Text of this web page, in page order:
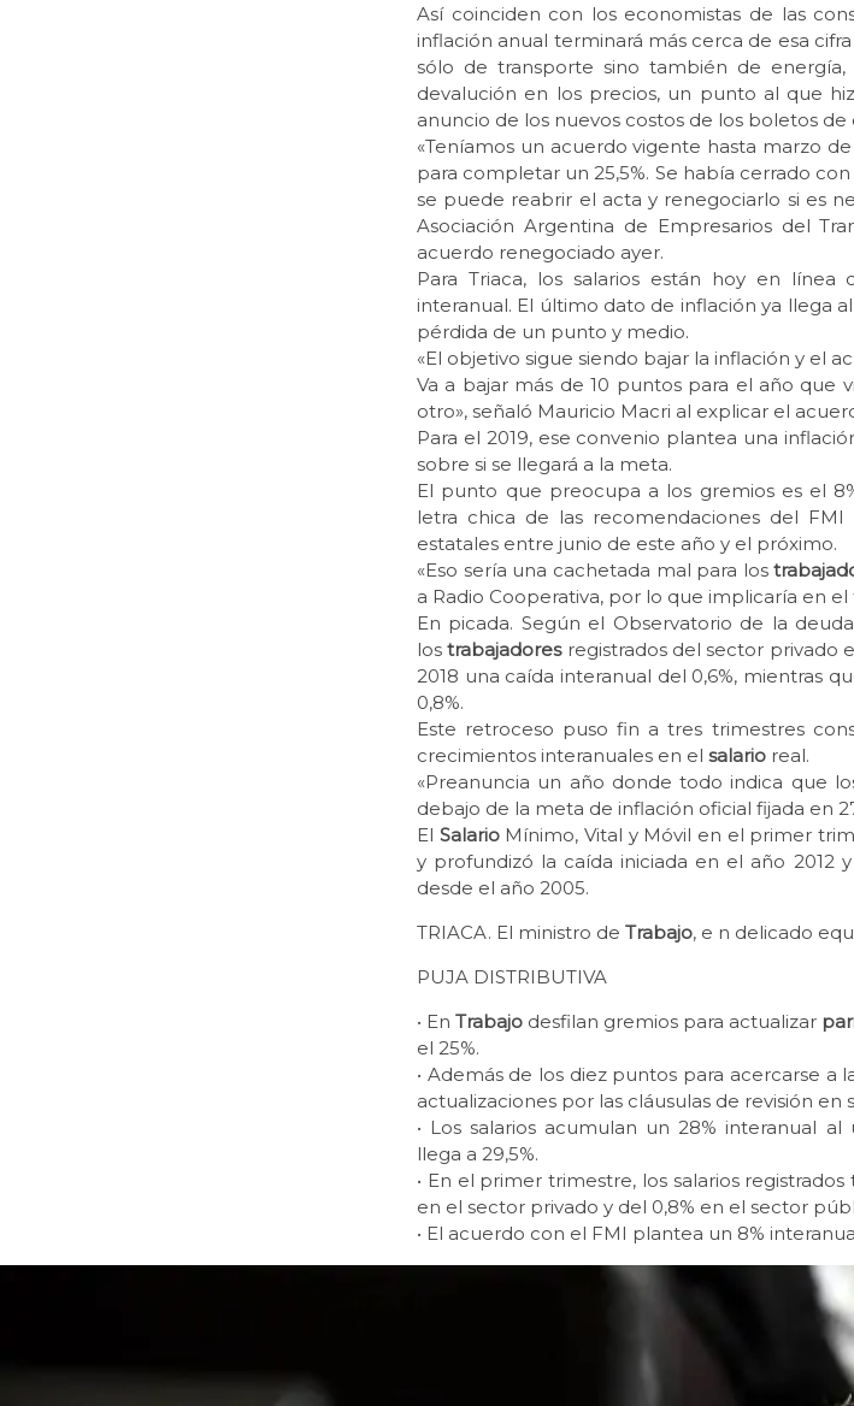
Así coinciden con los economistas de las
inflación anual terminará más cerca de esa
sólo de transporte sino también de
devalución en los precios, un punto al que
anuncio de los nuevos costos de los boletos de
«Teníamos un acuerdo vigente hasta marzo
para completar un 25,5%. Se había cerrado
se puede reabrir el acta y renegociarlo si es
Asociación Argentina de Empresarios del
acuerdo renegociado ayer.
Para Triaca, los salarios están hoy en
interanual. El último dato de inflación ya llega
pérdida de un punto y medio.
«El objetivo sigue siendo bajar la inflación y el
Va a bajar más de 10 puntos para el año que
otro», señaló Mauricio Macri al explicar el
Para el 2019, ese convenio plantea una
sobre si se llegará a la meta.
El punto que preocupa a los gremios es el
letra chica de las recomendaciones del
estatales entre junio de este año y el próximo.
«Eso sería una cachetada mal para los
a Radio Cooperativa, por lo que implicaría en
En picada. Según el Observatorio de la
lostrabajadoresregistrados del sector privado
2018 una caída interanual del 0,6%, mientras
0,8%.
Este retroceso puso fin a tres trimestres
crecimientos interanuales en el salario real.
«Preanuncia un año donde todo indica que
debajo de la meta de inflación oficial fijada en
El SalarioMínimo, Vital y Móvil en el primer
y profundizó la caída iniciada en el año 2012
desde el año 2005.
TRIACA. El ministro de Trabajo, e n delicado
PUJA DISTRIBUTIVA
• En Trabajo desfilan gremios para actualizar
el 25%.
• Además de los diez puntos para acercarse a
actualizaciones por las cláusulas de revisión
• Los salarios acumulan un 28% interanual
llega a 29,5%.
• En el primer trimestre, los salarios
en el sector privado y del 0,8% en el sector
• El acuerdo con el FMI plantea un 8%